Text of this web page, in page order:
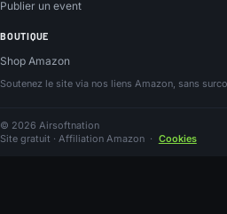
Publier un event
BOUTIQUE
Shop Amazon
Soutenez le site via nos liens Amazon, sans
© 2026 Airsoftnation
Site gratuit · Affiliation Amazon · Cookies